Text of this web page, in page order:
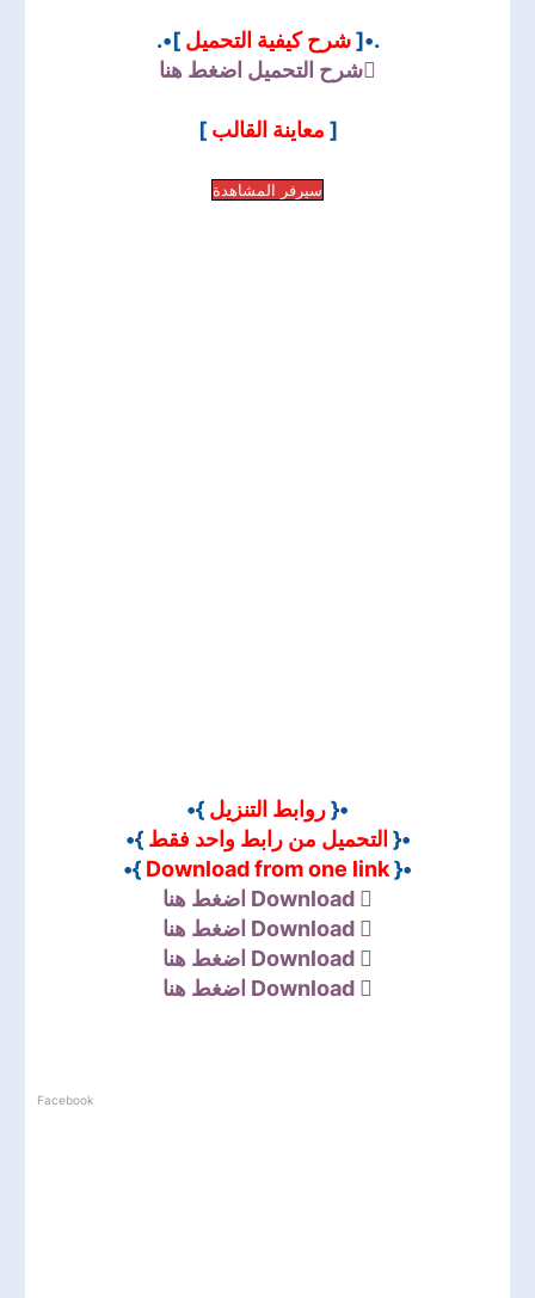
.•[شرح كيفية التحميل ]•.
شرح التحميل اضغط هنا
[ معاينة القالب]
سيرفر المشاهدة
•{روابط التنزيل }•
•{ التحميل من رابط واحد فقط }•
•{
Download from one link
}•
Download اضغط هنا
Download اضغط هنا
Download اضغط هنا
Download اضغط هنا
Facebook